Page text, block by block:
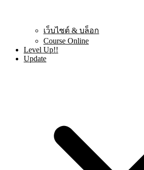
เว็บไซต์ & บล็อก
Course Online
Level Up!!
Update